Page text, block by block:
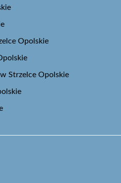
Opolskie
Strzelce Opolskie